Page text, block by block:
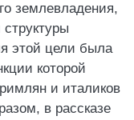
землевладения,
этой цели была
которой
и италиков
в рассказе